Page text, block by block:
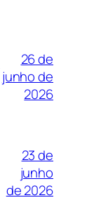
26 de
junho de
2026
23 de
junho
de 2026